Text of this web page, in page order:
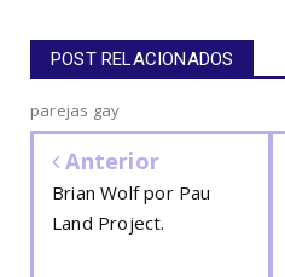
POST RELACIONADOS
parejas gay
Anterior
Brian Wolf por Pau
Land Project.